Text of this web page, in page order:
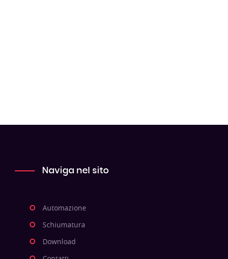
Naviga nel sito
Automazione
Schiumatura
Download